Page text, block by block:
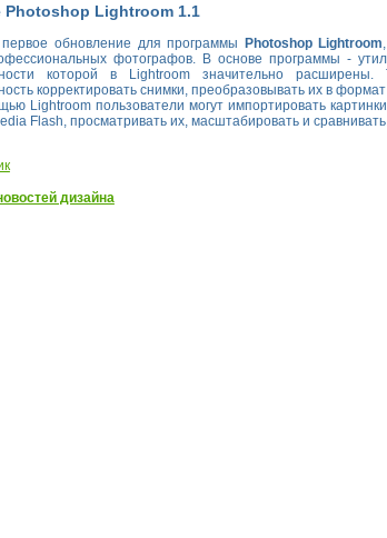
Photoshop Lightroom 1.1
обновление для программы Photoshop Lightroom
фотографов. В основе программы -
которой в Lightroom значительно
корректировать снимки, преобразовывать их в
Lightroom пользователи могут импортировать
Flash, просматривать их, масштабировать и
дизайна